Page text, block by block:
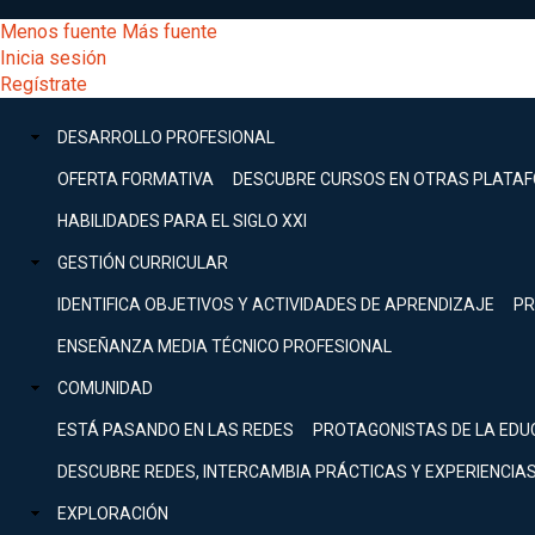
al
contenido
principal
[Educarchile
Escritorio]
Menú
entrar
mi
Menos fuente Más fuente
Inicia sesión
Regístrate
Menú
principal
DESARROLLO PROFESIONAL
OFERTA FORMATIVA DESCUBRE CURSOS EN OTRAS
HABILIDADES PARA EL SIGLO XXI
GESTIÓN CURRICULAR
IDENTIFICA OBJETIVOS Y ACTIVIDADES DE APRENDIZAJE
ENSEÑANZA MEDIA TÉCNICO PROFESIONAL
COMUNIDAD
ESTÁ PASANDO EN LAS REDES PROTAGONISTAS DE LA
DESCUBRE REDES, INTERCAMBIA PRÁCTICAS Y EXPERIENCIAS
EXPLORACIÓN
Buscar
Menú
principal
DESARROLLO
Expand
GESTIÓN
Expand
COMUNIDAD
Expand
EXPLORACIÓN
[Educarchile
Inicia